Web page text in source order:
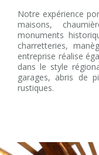
Notre expérience
maisons,
monuments
charretteries,
entreprise réalise
dans le style
garages, abris de
rustiques.